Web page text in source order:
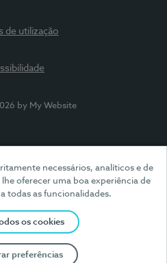
necessários, analíticos e de
oferecer uma boa experiência de
todas as funcionalidades.
os cookies
preferências
de utilização
by My Website